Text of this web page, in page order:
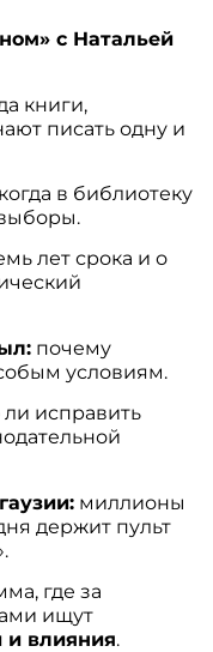
с Натальей
книги,
писать одну и
в библиотеку
лет срока и о
почему
условиям.
исправить
миллионы
держит пульт
где за
ищут
и влияния.